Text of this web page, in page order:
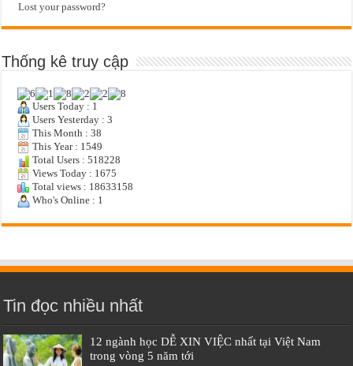
Lost your password?
Thống kê truy cập
Users Today : 1
Users Yesterday : 3
This Month : 38
This Year : 1549
Total Users : 518228
Views Today : 1675
Total views : 18633158
Who's Online : 1
Tin đọc nhiều nhất
12 ngành học DỄ XIN VIỆC nhất tại Việt Nam
trong vòng 5 năm tới